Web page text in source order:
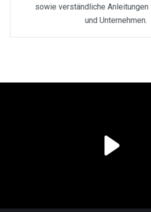
sowie verständliche Anleitungen
und Unternehmen.